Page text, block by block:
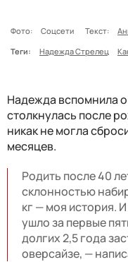
Фото: Соцсети Текст:
Теги:
Надежда Стрелец
Надежда вспомнила
столкнулась после
никак не могла
месяцев.
Родить после 40
склонностью
кг — моя история.
ушло за первые
долгих 2,5 года
оверсайзе, —